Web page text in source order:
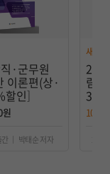
·군무원
이론편(상·
할인]
｜ 박태순 저자
새로
림
3권
10%